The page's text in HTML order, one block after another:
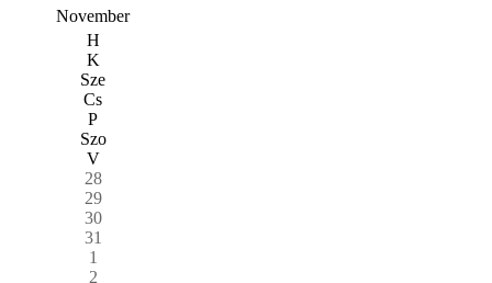
November
H
K
Sze
Cs
P
Szo
V
28
29
30
31
1
2